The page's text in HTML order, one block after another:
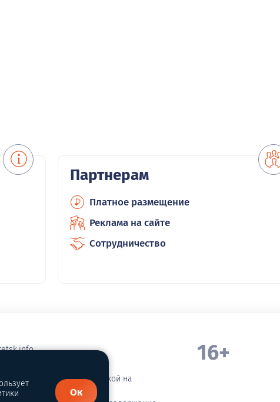
Партнерам
Платное размещение
Реклама на сайте
Сотрудничество
сайт г. Белорецка
с обязательной ссылкой на
16+
Ок